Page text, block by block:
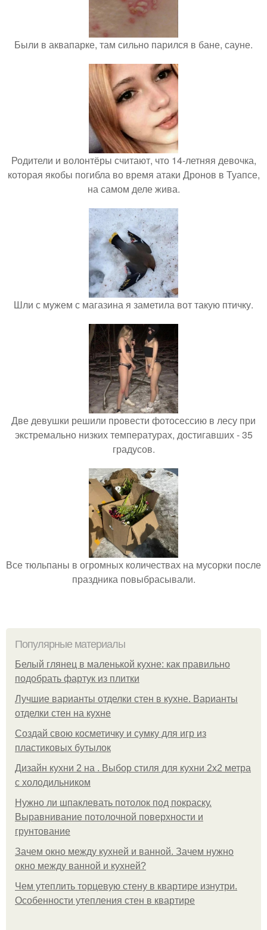
Были в аквапарке, там сильно парился в бане, сауне.
Родители и волонтёры считают, что 14-летняя девочка,
которая якобы погибла во время атаки Дронов в Туапсе,
на самом деле жива.
Шли с мужем с магазина я заметила вот такую птичку.
Две девушки решили провести фотосессию в лесу при
экстремально низких температурах, достигавших - 35
градусов.
Все тюльпаны в огромных количествах на мусорки после
праздника повыбрасывали.
Популярные материалы
Белый глянец в маленькой кухне: как правильно
подобрать фартук из плитки
Лучшие варианты отделки стен в кухне. Варианты
отделки стен на кухне
Создай свою косметичку и сумку для игр из
пластиковых бутылок
Дизайн кухни 2 на . Выбор стиля для кухни 2х2 метра
с холодильником
Нужно ли шпаклевать потолок под покраску.
Выравнивание потолочной поверхности и
грунтование
Зачем окно между кухней и ванной. Зачем нужно
окно между ванной и кухней?
Чем утеплить торцевую стену в квартире изнутри.
Особенности утепления стен в квартире